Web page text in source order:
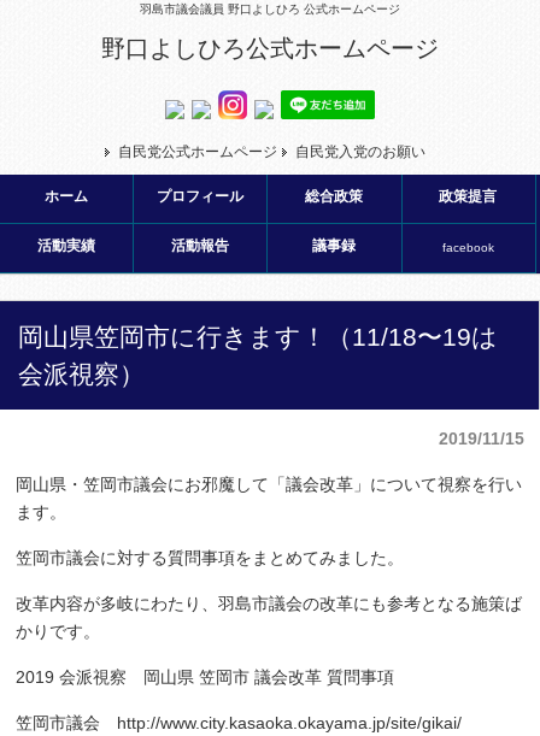
羽島市議会議員 野口よしひろ 公式ホームページ
野口よしひろ公式ホームページ
自民党公式ホームページ 自民党入党のお願い
ホーム プロフィール 総合政策 政策提言
活動実績 活動報告 議事録 facebook
岡山県笠岡市に行きます！（11/18〜19は
会派視察）
2019/11/15
岡山県・笠岡市議会にお邪魔して「議会改革」について視察を行い
ます。
笠岡市議会に対する質問事項をまとめてみました。
改革内容が多岐にわたり、羽島市議会の改革にも参考となる施策ば
かりです。
2019会派視察 岡山県 笠岡市 議会改革 質問事項
笠岡市議会 http://www.city.kasaoka.okayama.jp/site/gikai/